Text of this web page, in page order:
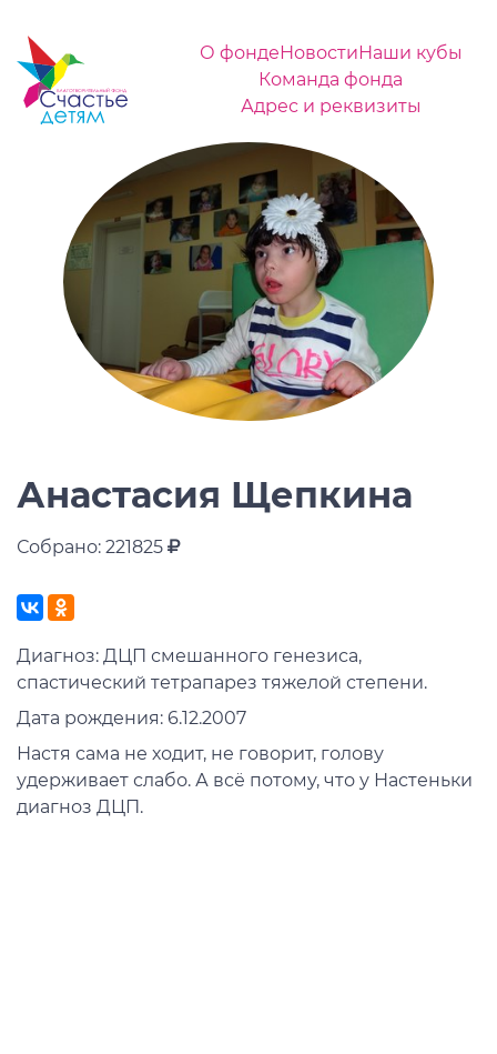
О фондеНовостиНаши кубы
Команда фонда
Адрес и реквизиты
Анастасия Щепкина
Собрано: 221825
Диагноз: ДЦП смешанного генезиса,
спастический тетрапарез тяжелой степени.
Дата рождения: 6.12.2007
Настя сама не ходит, не говорит, голову
удерживает слабо. А всё потому, что у Настеньки
диагноз ДЦП.